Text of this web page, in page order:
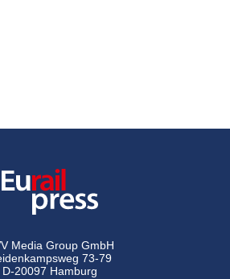
Media Group GmbH
73-79
D-20097 Hamburg